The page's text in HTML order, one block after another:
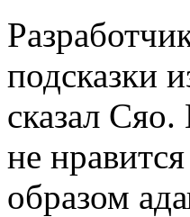
подсказки
сказал Сяо.
не
образом